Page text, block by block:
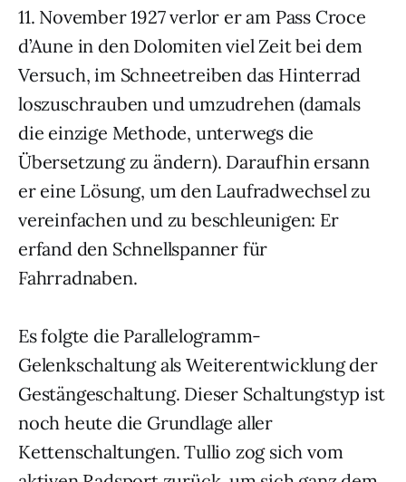
11. November 1927 verlor er am Pass Croce
d’Aune in den Dolomiten viel Zeit bei dem
Versuch, im Schneetreiben das Hinterrad
loszuschrauben und umzudrehen (damals
die einzige Methode, unterwegs die
Übersetzung zu ändern). Daraufhin ersann
er eine Lösung, um den Laufradwechsel zu
vereinfachen und zu beschleunigen: Er
erfand den Schnellspanner für
Fahrradnaben.
Es folgte die Parallelogramm-
Gelenkschaltung als Weiterentwicklung der
Gestängeschaltung. Dieser Schaltungstyp ist
noch heute die Grundlage aller
Kettenschaltungen. Tullio zog sich vom